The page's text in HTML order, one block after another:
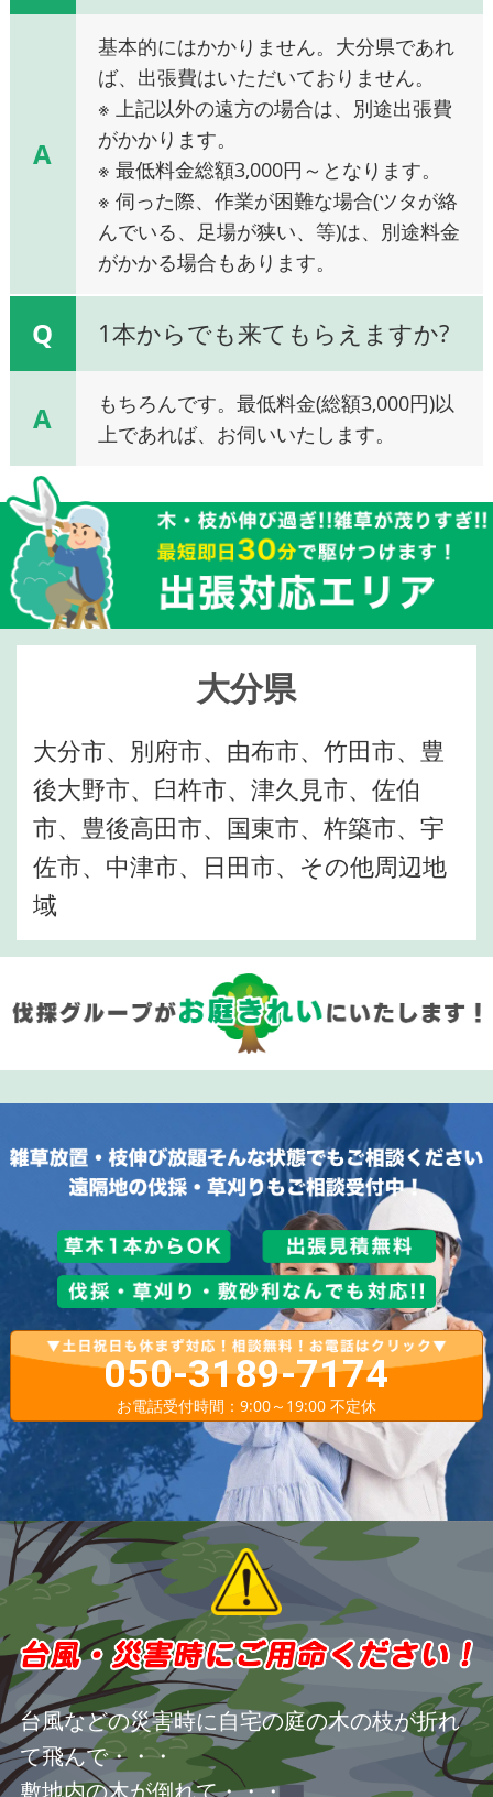
A
基本的にはかかりません。大分県であれ
ば、出張費はいただいておりません。
※ 上記以外の遠方の場合は、別途出張費
がかかります。
※ 最低料金総額3,000円～となります。
※ 伺った際、作業が困難な場合(ツタが絡
んでいる、足場が狭い、等)は、別途料金
がかかる場合もあります。
Q 1本からでも来てもらえますか?
A
もちろんです。最低料金(総額3,000円)以
上であれば、お伺いいたします。
大分県
大分市、別府市、由布市、竹田市、豊
後大野市、臼杵市、津久見市、佐伯
市、豊後高田市、国東市、杵築市、宇
佐市、中津市、日田市、その他周辺地
域
050-3189-7174
お電話受付時間：9:00～19:00 不定休
台風などの災害時に自宅の庭の木の枝が折れ
て飛んで・・・
敷地内の木が倒れて・・・